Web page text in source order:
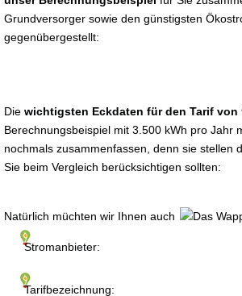
Grundversorger sowie den günstigsten
gegenübergestellt:
Die wichtigsten Eckdaten für den Tarif von
Berechnungsbeispiel mit 3.500 kWh pro Jahr
nochmals zusammenfassen, denn sie stellen
Sie beim Vergleich berücksichtigen sollten:
Stromanbieter:
Tarifbezeichnung:
Natürlich müchten wir Ihnen auch